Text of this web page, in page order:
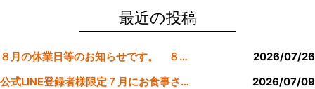
k
最近の投稿
８月の休業日等のお知らせです。 ８月より定休日は金曜日のみにします。
2026/07/26
公式LINE登録者様限定７月にお食事された方にサービスクーポン発行
2026/07/09